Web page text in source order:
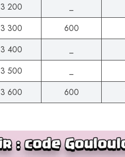
3 200
3 300 600
3 400
3 500
3 600 600